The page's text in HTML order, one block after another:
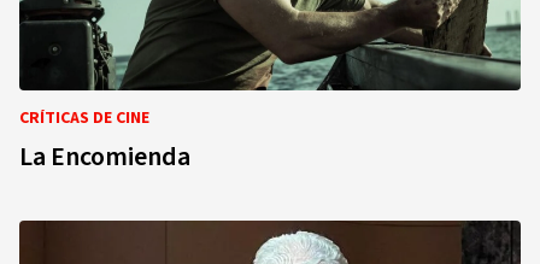
CRÍTICAS DE CINE
La Encomienda